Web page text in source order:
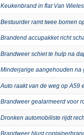
Keukenbrand in flat Van
Bestuurder ramt twee bomen
Brandend accupakket richt
Brandweer schiet te hulp na
Minderjarige aangehouden na
Auto raakt van de weg op A59
Brandweer gealarmeerd voor
Dronken automobiliste rijdt
Brandweer blust